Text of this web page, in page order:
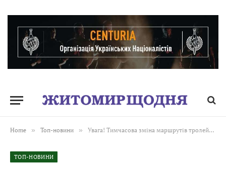
Home » Топ-новини » Увага! Тимчасова зміна маршрутів тролейбусів № 1б, 2, 15а
ТОП-НОВИНИ